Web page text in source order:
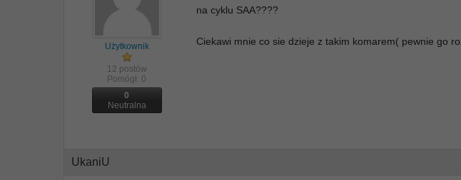
Użytkownik
12 postów
Pomógł: 0
0
Neutralna
na cyklu SAA????
Ciekawi mnie co sie dzieje z takim komarem( pewnie go
UkaniU